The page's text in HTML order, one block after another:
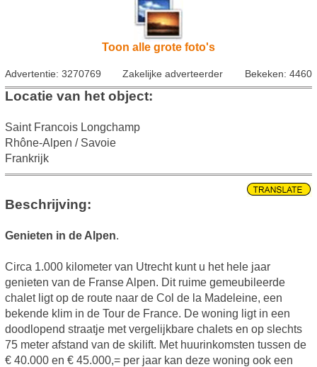
Toon alle grote foto's
Advertentie: 3270769 Zakelijke adverteerder Bekeken: 4460
Locatie van het object:
Saint Francois Longchamp
Rhône-Alpen / Savoie
Frankrijk
Beschrijving:
Genieten in de Alpen.
Circa 1.000 kilometer van Utrecht kunt u het hele jaar
genieten van de Franse Alpen. Dit ruime gemeubileerde
chalet ligt op de route naar de Col de la Madeleine, een
bekende klim in de Tour de France. De woning ligt in een
doodlopend straatje met vergelijkbare chalets en op slechts
75 meter afstand van de skilift. Met huurinkomsten tussen de
€ 40.000 en € 45.000,= per jaar kan deze woning ook een